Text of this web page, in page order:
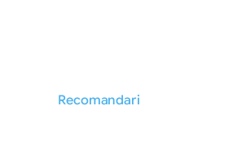
Recomandari